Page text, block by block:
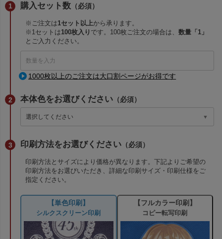
購入セット数 （必須）
※ご注文は1セット以上から承ります。
※1セットは100枚入り です。100枚ご注文の場合は、数量「1」
とご入力ください。
1000枚以上のご注文は大口割ページがお得です
本体色をお選びください （必須）
印刷方法をお選びください （必須）
印刷方法とサイズにより価格が異なります。下記よりご希望の
印刷方法をお選びいただき、詳細な印刷サイズ・印刷仕様をご
指定ください。
【単色印刷】
シルクスクリーン印刷
【フルカラー印刷】
コピー転写印刷